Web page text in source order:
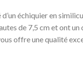
échiquier en
de 7,5 cm et ont
offre une qualité